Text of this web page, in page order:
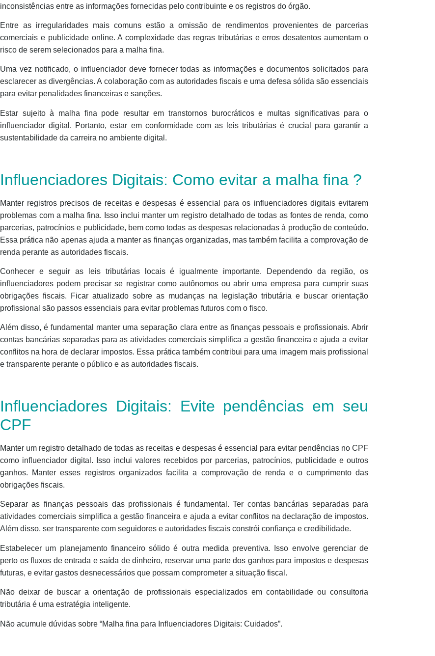
inconsistências entre as informações fornecidas pelo contribuinte e os registros do órgão.
Entre as irregularidades mais comuns estão a omissão de rendimentos provenientes de parcerias
comerciais e publicidade online. A complexidade das regras tributárias e erros desatentos aumentam o
risco de serem selecionados para a malha fina.
Uma vez notificado, o influenciador deve fornecer todas as informações e documentos solicitados para
esclarecer as divergências. A colaboração com as autoridades fiscais e uma defesa sólida são essenciais
para evitar penalidades financeiras e sanções.
Estar sujeito à malha fina pode resultar em transtornos burocráticos e multas significativas para o
influenciador digital. Portanto, estar em conformidade com as leis tributárias é crucial para garantir a
sustentabilidade da carreira no ambiente digital.
Influenciadores Digitais: Como evitar a malha fina ?
Manter registros precisos de receitas e despesas é essencial para os influenciadores digitais evitarem
problemas com a malha fina. Isso inclui manter um registro detalhado de todas as fontes de renda, como
parcerias, patrocínios e publicidade, bem como todas as despesas relacionadas à produção de conteúdo.
Essa prática não apenas ajuda a manter as finanças organizadas, mas também facilita a comprovação de
renda perante as autoridades fiscais.
Conhecer e seguir as leis tributárias locais é igualmente importante. Dependendo da região, os
influenciadores podem precisar se registrar como autônomos ou abrir uma empresa para cumprir suas
obrigações fiscais. Ficar atualizado sobre as mudanças na legislação tributária e buscar orientação
profissional são passos essenciais para evitar problemas futuros com o fisco.
Além disso, é fundamental manter uma separação clara entre as finanças pessoais e profissionais. Abrir
contas bancárias separadas para as atividades comerciais simplifica a gestão financeira e ajuda a evitar
conflitos na hora de declarar impostos. Essa prática também contribui para uma imagem mais profissional
e transparente perante o público e as autoridades fiscais.
Influenciadores Digitais: Evite pendências em seu
CPF
Manter um registro detalhado de todas as receitas e despesas é essencial para evitar pendências no CPF
como influenciador digital. Isso inclui valores recebidos por parcerias, patrocínios, publicidade e outros
ganhos. Manter esses registros organizados facilita a comprovação de renda e o cumprimento das
obrigações fiscais.
Separar as finanças pessoais das profissionais é fundamental. Ter contas bancárias separadas para
atividades comerciais simplifica a gestão financeira e ajuda a evitar conflitos na declaração de impostos.
Além disso, ser transparente com seguidores e autoridades fiscais constrói confiança e credibilidade.
Estabelecer um planejamento financeiro sólido é outra medida preventiva. Isso envolve gerenciar de
perto os fluxos de entrada e saída de dinheiro, reservar uma parte dos ganhos para impostos e despesas
futuras, e evitar gastos desnecessários que possam comprometer a situação fiscal.
Não deixar de buscar a orientação de profissionais especializados em contabilidade ou consultoria
tributária é uma estratégia inteligente.
Não acumule dúvidas sobre “Malha fina para Influenciadores Digitais: Cuidados”.